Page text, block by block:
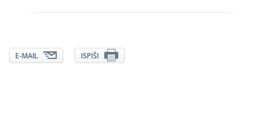
E-MAIL ISPIŠI